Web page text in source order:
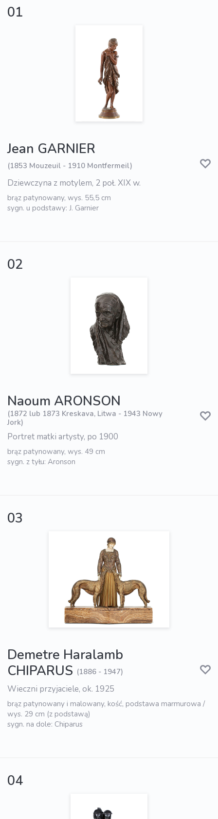
01
Jean GARNIER
(1853 Mouzeuil - 1910 Montfermeil)
Dziewczyna z motylem, 2 poł. XIX w.
brąz patynowany, wys. 55,5 cm
sygn. u podstawy: J. Garnier
02
Naoum ARONSON
(1872 lub 1873 Kreskava, Litwa - 1943 Nowy
Jork)
Portret matki artysty, po 1900
brąz patynowany, wys. 49 cm
sygn. z tyłu: Aronson
03
Demetre Haralamb
CHIPARUS (1886 - 1947)
Wieczni przyjaciele, ok. 1925
brąz patynowany i malowany, kość, podstawa marmurowa /
wys. 29 cm (z podstawą)
sygn. na dole: Chiparus
04